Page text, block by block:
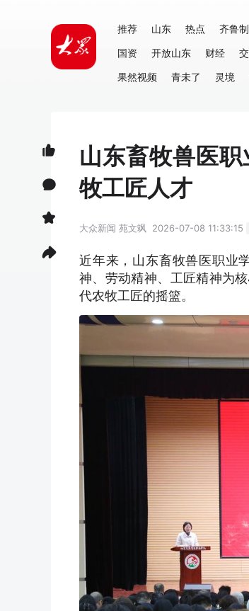
推荐 山东 热点 齐鲁
国资
开放山东 财经
果然视频
青未了 灵境
山东畜牧兽医
牧工匠人才
大众新闻 苑文飒 2026-07-08 11:33:15
近年来，山东畜牧兽医职业
神、劳动精神、工匠精神为
代农牧工匠的摇篮。